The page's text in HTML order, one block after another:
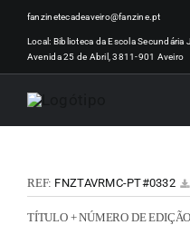
Skip
content
fanzinetecadeaveiro@fanzine.pt
Local: Biblioteca da Escola Secundária
Avenida 25 de Abril, 3811-901 Aveiro
REF: FNZTAVRMC-PT#0332
TÍTULO + NÚMERO DE EDIÇÃO